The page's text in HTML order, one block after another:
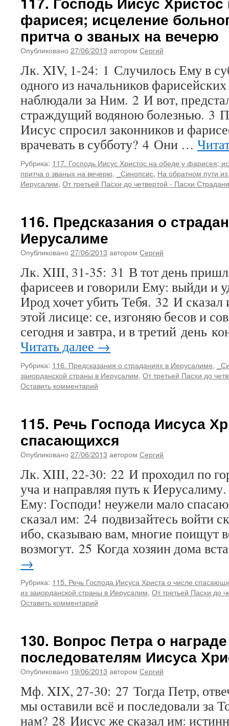
фарисея; исцеление
притча о званых на вечерю
Опубликовано 27/06/2013 автором Сергий
Лк. XIV, 1-24: 1 Случилось Ему в
одного из начальников
наблюдали за Ним. 2 И вот,
страждущий водяною болезнью. 3
Иисус спросил законников и
врачевать в субботу? 4 Они …
Рубрика: 117. Господь Иисус Христос на обеде у фарисея;
притча о званых на вечерю, _Синопсис, На обратном пути
Иерусалим, От третьей Пасхи до четвертой - Пасхи
116. Предсказания о
Иерусалиме
Опубликовано 27/06/2013 автором Сергий
Лк. XIII, 31-35: 31 В тот день
фарисеев и говорили Ему: выйди и
Ирод хочет убить Тебя. 32 И
этой лисице: се, изгоняю бесов и
сегодня и завтра, и в третий день
Читать далее →
Рубрика: 116. Предсказания о страданиях в Иерусалиме,
заиорданской страны в Иерусалим, От третьей Пасхи до
Оставить комментарий
115. Речь Господа Иисуса
спасающихся
Опубликовано 27/06/2013 автором Сергий
Лк. XIII, 22-30: 22 И проходил по
уча и направляя путь к
Ему: Господи! неужели мало
сказал им: 24 подвизайтесь войти
ибо, сказываю вам, многие поищут
возмогут. 25 Когда хозяин дома
→
Рубрика: 115. Речь Господа Иисуса Христа о числе
из заиорданской страны в Иерусалим, От третьей Пасхи до
Оставить комментарий
130. Вопрос Петра о награде
последователям Иисуса
Опубликовано 19/06/2013 автором Сергий
Мф. XIX, 27-30: 27 Тогда Петр,
мы оставили всё и последовали за
нам? 28 Иисус же сказал им: